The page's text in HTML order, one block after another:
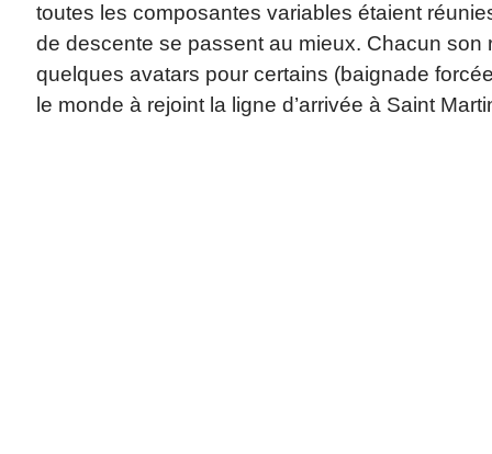
toutes les composantes variables étaient
de descente se passent au mieux. Chacun son
quelques avatars pour certains (baignade
le monde à rejoint la ligne d’arrivée à Saint